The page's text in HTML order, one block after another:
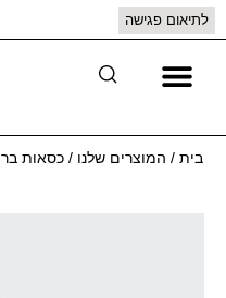
לתיאום פגישה
בית / המוצרים שלנו / כסאות בר